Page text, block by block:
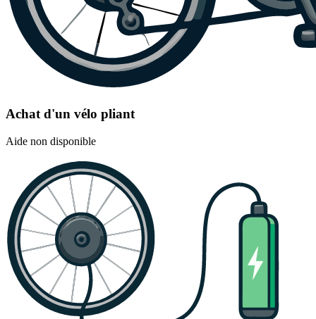
Achat d'un vélo pliant
Aide non disponible